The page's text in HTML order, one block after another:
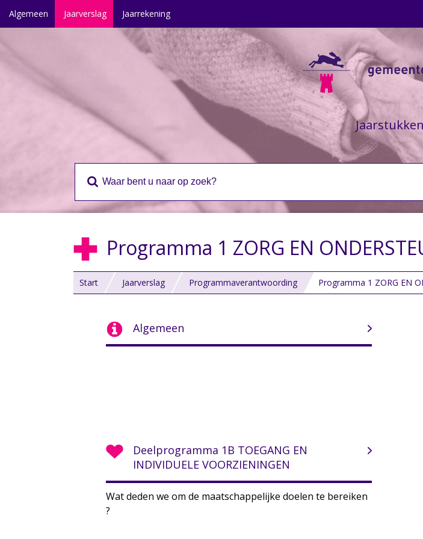
Algemeen Jaarverslag Jaarrekening
Programma 1 ZORG EN
Start Jaarverslag Programmaverantwoording Programma 1 ZORG EN
Algemeen
Deelprogramma 1B TOEGANG EN
INDIVIDUELE VOORZIENINGEN
Wat deden we om de maatschappelijke doelen te bereiken
?